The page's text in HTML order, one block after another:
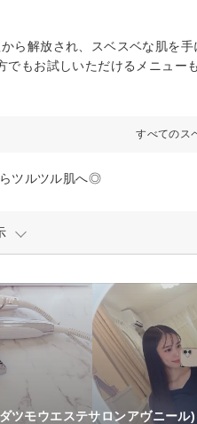
ら解放され、スベスベな肌を
もお試しいただけるメニュー
すべてのス
らツルツル肌へ◎
ツモウエステサロンアヴニール)